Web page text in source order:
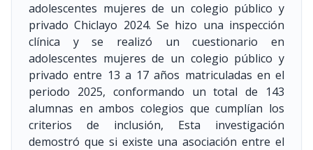
adolescentes mujeres de un colegio público y
privado Chiclayo 2024. Se hizo una inspección
clínica y se realizó un cuestionario en
adolescentes mujeres de un colegio público y
privado entre 13 a 17 años matriculadas en el
periodo 2025, conformando un total de 143
alumnas en ambos colegios que cumplían los
criterios de inclusión, Esta investigación
demostró que si existe una asociación entre el